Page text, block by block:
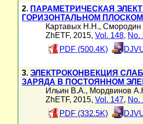
2. ПАРАМЕТРИЧЕСКАЯ
ГОРИЗОНТАЛЬНОМ
Картавых Н.Н., Смородин
ZhETF, 2015, Vol. 148, No.
PDF (500.4K)
3. ЭЛЕКТРОКОНВЕКЦИЯ
ЗАРЯДА В ПОСТОЯННОМ
Ильин В.А., Мордвинов
ZhETF, 2015, Vol. 147, No.
PDF (332.5K)